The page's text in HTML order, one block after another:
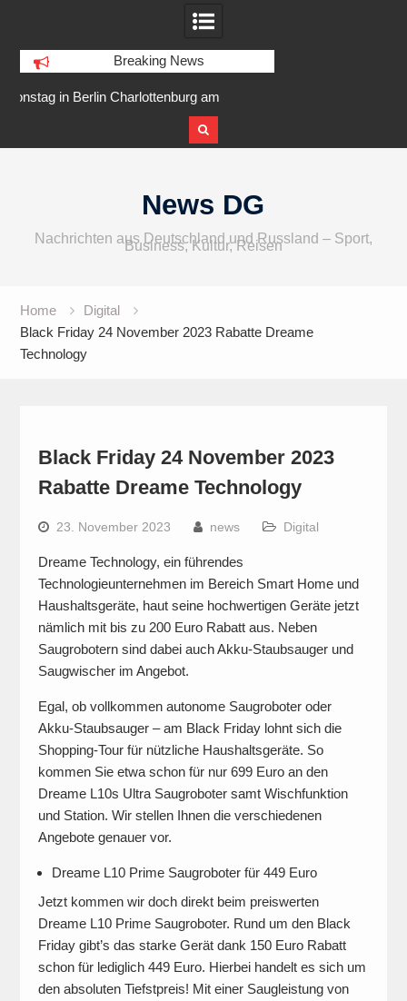
Breaking News
am
IFA 2026 Audio wird größer,
internationaler und vielfältiger
News DG
Nachrichten aus Deutschland und Russland – Sport,
Business, Kultur, Reisen
Home
Digital
Black Friday 24 November 2023 Rabatte Dreame
Technology
Black Friday 24 November 2023
Rabatte Dreame Technology
23. November 2023 news Digital
Dreame Technology, ein führendes
Technologieunternehmen im Bereich Smart Home und
Haushaltsgeräte, haut seine hochwertigen Geräte jetzt
nämlich mit bis zu 200 Euro Rabatt aus. Neben
Saugrobotern sind dabei auch Akku-Staubsauger und
Saugwischer im Angebot.
Egal, ob vollkommen autonome Saugroboter oder
Akku-Staubsauger – am Black Friday lohnt sich die
Shopping-Tour für nützliche Haushaltsgeräte. So
kommen Sie etwa schon für nur 699 Euro an den
Dreame L10s Ultra Saugroboter samt Wischfunktion
und Station. Wir stellen Ihnen die verschiedenen
Angebote genauer vor.
Dreame L10 Prime Saugroboter für 449 Euro
Jetzt kommen wir doch direkt beim preiswerten
Dreame L10 Prime Saugroboter. Rund um den Black
Friday gibt’s das starke Gerät dank 150 Euro Rabatt
schon für lediglich 449 Euro. Hierbei handelt es sich um
den absoluten Tiefstpreis! Mit einer Saugleistung von